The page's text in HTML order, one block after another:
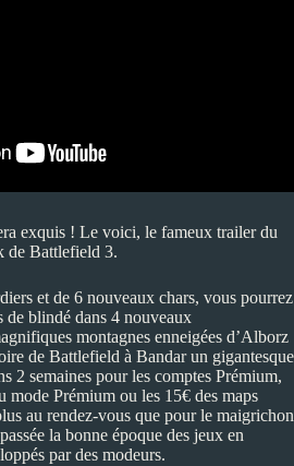
exquis ! Le voici, le fameux trailer du
de Battlefield 3.
et de 6 nouveaux chars, vous pourrez
de blindé dans 4 nouveaux
montagnes enneigées d’Alborz
de Battlefield à Bandar un gigantesque
2 semaines pour les comptes Prémium,
mode Prémium ou les 15€ des maps
au rendez-vous que pour le maigrichon
la bonne époque des jeux en
par des modeurs.